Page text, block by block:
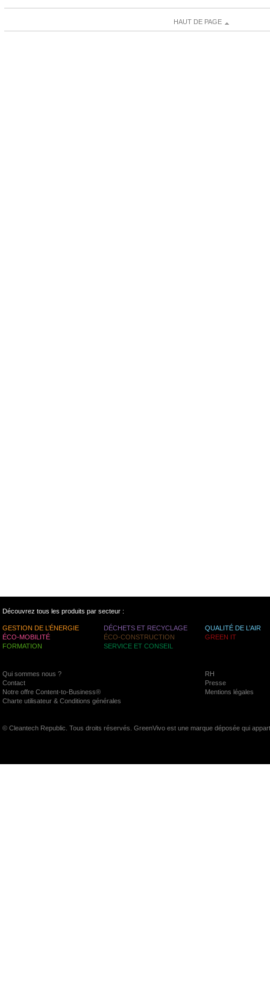
HAUT DE PAGE
Découvrez tous les produits par secteur :
GESTION DE L’ÉNERGIE DÉCHETS ET RECYCLAGE
QUALITÉ DE L’AIR
ÉCO-MOBILITÉ
ÉCO-CONSTRUCTION
GREEN IT
FORMATION
SERVICE ET CONSEIL
Qui sommes nous ?
RH
Contact
Presse
Notre offre Content-to-Business®
Mentions légales
Charte utilisateur & Conditions générales
© Cleantech Republic. Tous droits réservés. GreenVivo est une marque déposée qui